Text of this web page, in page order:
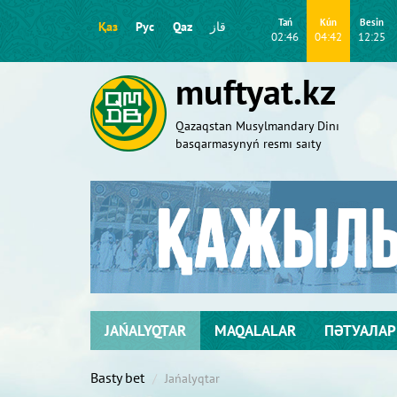
Қаз Рус Qaz قاز Tań
02:46
Kún
04:42
Besіn
12:25
muftyat.kz
Qazaqstan Musylmandary Dіnı
basqarmasynyń resmı saıty
JAŃALYQTAR MAQALALAR ПӘТУАЛАР
Basty bet Jańalyqtar